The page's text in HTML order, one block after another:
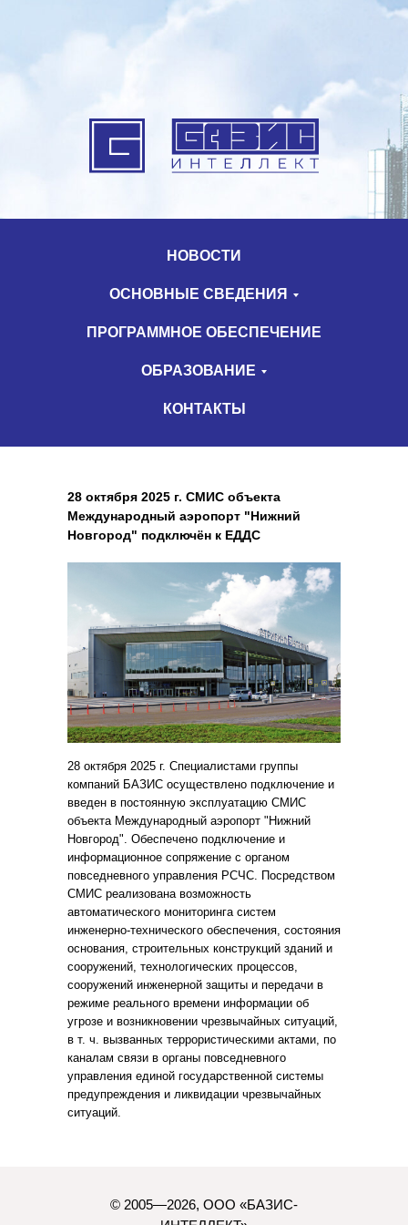
НОВОСТИ
ОСНОВНЫЕ СВЕДЕНИЯ
ПРОГРАММНОЕ ОБЕСПЕЧЕНИЕ
ОБРАЗОВАНИЕ
КОНТАКТЫ
28 октября 2025 г. СМИС объекта
Международный аэропорт "Нижний
Новгород" подключён к ЕДДС
28 октября 2025 г. Специалистами группы
компаний БАЗИС осуществлено подключение и
введен в постоянную эксплуатацию СМИС
объекта Международный аэропорт "Нижний
Новгород". Обеспечено подключение и
информационное сопряжение с органом
повседневного управления РСЧС. Посредством
СМИС реализована возможность
автоматического мониторинга систем
инженерно-технического обеспечения, состояния
основания, строительных конструкций зданий и
сооружений, технологических процессов,
сооружений инженерной защиты и передачи в
режиме реального времени информации об
угрозе и возникновении чрезвычайных ситуаций,
в т. ч. вызванных террористическими актами, по
каналам связи в органы повседневного
управления единой государственной системы
предупреждения и ликвидации чрезвычайных
ситуаций.
© 2005—2026, ООО «БАЗИС-